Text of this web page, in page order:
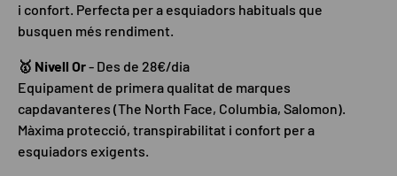
i confort. Perfecta per a esquiadors habituals que
busquen més rendiment.
🥇 Nivell Or- Des de 28€/dia
Equipament de primera qualitat de marques
capdavanteres (The North Face, Columbia, Salomon).
Màxima protecció, transpirabilitat i confort per a
esquiadors exigents.